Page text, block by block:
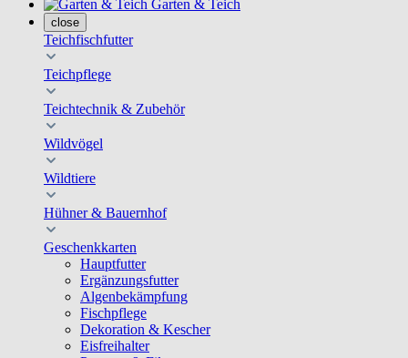
Garten & Teich
close
Teichfischfutter
Teichpflege
Teichtechnik & Zubehör
Wildvögel
Wildtiere
Hühner & Bauernhof
Geschenkkarten
Hauptfutter
Ergänzungsfutter
Algenbekämpfung
Fischpflege
Dekoration & Kescher
Eisfreihalter